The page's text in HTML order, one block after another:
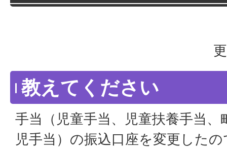
教えてください
手当（児童手当、児童扶養手当、
児手当）の振込口座を変更した